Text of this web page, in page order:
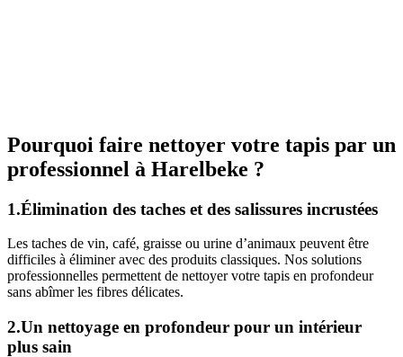
Pourquoi faire nettoyer votre tapis par un
professionnel à Harelbeke ?
1.Élimination des taches et des salissures incrustées
Les taches de vin, café, graisse ou urine d’animaux peuvent être
difficiles à éliminer avec des produits classiques. Nos solutions
professionnelles permettent de nettoyer votre tapis en profondeur
sans abîmer les fibres délicates.
2.Un nettoyage en profondeur pour un intérieur
plus sain